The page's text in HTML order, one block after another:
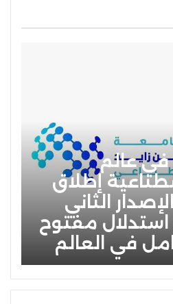
في عالم
إطلاق
الثاني
مفتوح
في العالم